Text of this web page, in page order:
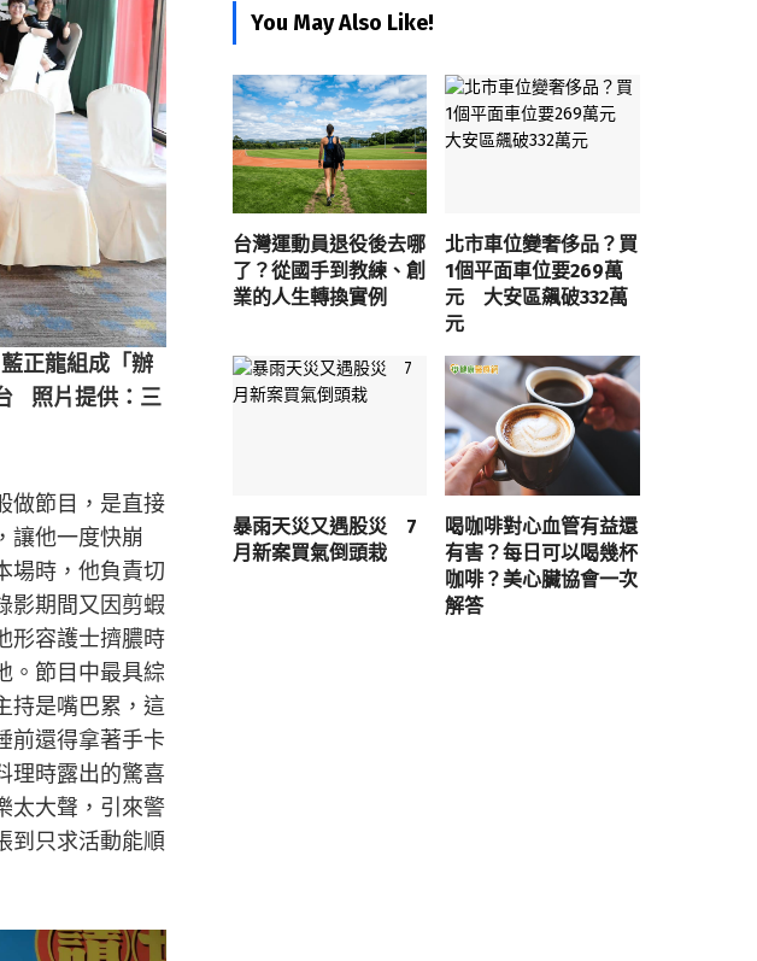
正龍組成「辦
照片提供：三
做節目，是直接
讓他一度快崩
場時，他負責切
影期間又因剪蝦
形容護士擠膿時
。節目中最具綜
持是嘴巴累，這
前還得拿著手卡
理時露出的驚喜
太大聲，引來警
到只求活動能順
You May Also Like!
台灣運動員退役後去哪
了？從國手到教練、創
業的人生轉換實例
北市車位變奢侈品？買
1個平面車位要269萬
元 大安區飆破332萬
元
暴雨天災又遇股災 7
月新案買氣倒頭栽
喝咖啡對心血管有益還
有害？每日可以喝幾杯
咖啡？美心臟協會一次
解答